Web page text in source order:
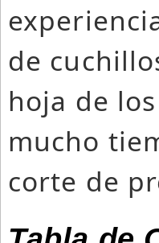
de
hoja de
mucho
corte de